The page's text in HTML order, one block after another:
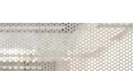
ansiedad de los usuarios
3 agosto, 2026